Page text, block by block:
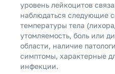
уровень лейкоцитов
наблюдаться следующие
температуры тела
утомляемость, боль или
области, наличие
симптомы, характерные
инфекции.